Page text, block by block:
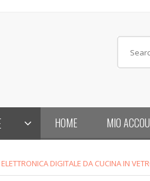
HOME MIO
DIGITALE DA CUCINA IN